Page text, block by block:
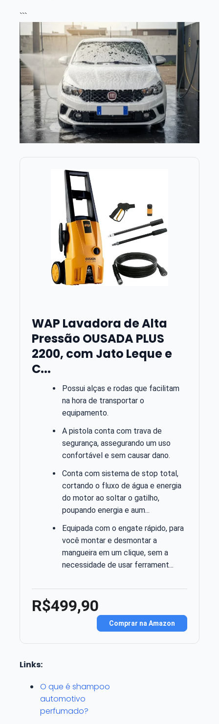
```
WAP Lavadora de Alta
Pressão OUSADA PLUS
2200, com Jato Leque e
C...
Possui alças e rodas que facilitam
na hora de transportar o
equipamento.
A pistola conta com trava de
segurança, assegurando um uso
confortável e sem causar dano.
Conta com sistema de stop total,
cortando o fluxo de água e energia
do motor ao soltar o gatilho,
poupando energia e aum...
Equipada com o engate rápido, para
você montar e desmontar a
mangueira em um clique, sem a
necessidade de usar ferrament...
R$499,90
Comprar na Amazon
Links:
O que é shampoo
automotivo
perfumado?